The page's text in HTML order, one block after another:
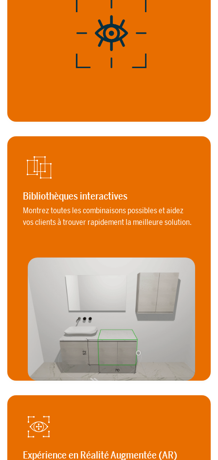
Bibliothèques interactives
Montrez toutes les combinaisons possibles et aidez
vos clients à trouver rapidement la meilleure solution.
Expérience en Réalité Augmentée (AR)